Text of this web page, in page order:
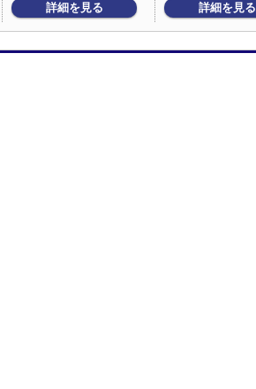
詳細を見る 詳細を見る